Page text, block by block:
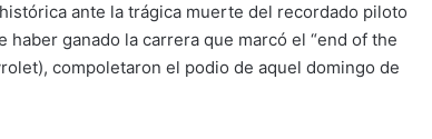
ante la trágica muerte del recordado piloto
haber ganado la carrera que marcó el “end of the
compoletaron el podio de aquel domingo de